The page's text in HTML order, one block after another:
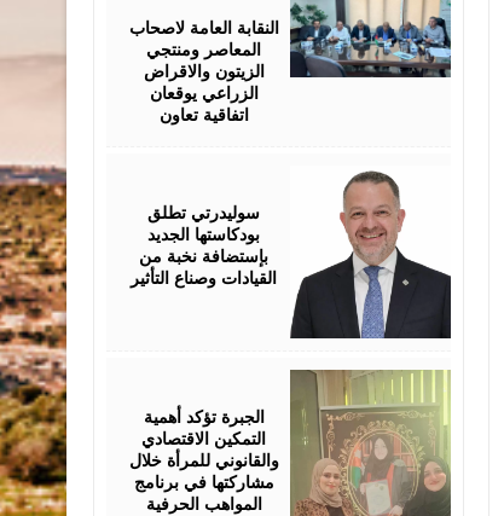
النقابة العامة لاصحاب
المعاصر ومنتجي
الزيتون والاقراض
الزراعي يوقعان
اتفاقية تعاون
2026
سوليدرتي تطلق
بودكاستها الجديد
بإستضافة نخبة من
القيادات وصناع التأثير
الجبرة تؤكد أهمية
التمكين الاقتصادي
والقانوني للمرأة خلال
مشاركتها في برنامج
المواهب الحرفية